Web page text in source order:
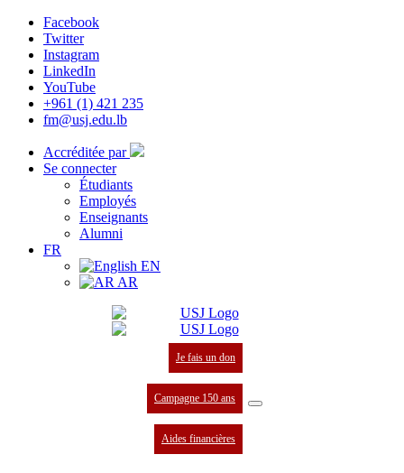
Facebook
Twitter
Instagram
LinkedIn
YouTube
+961 (1) 421 235
fm@usj.edu.lb
Accréditée par
Se connecter
Étudiants
Employés
Enseignants
Alumni
FR
EN
AR
Je fais un don
Campagne 150 ans
Aides financières